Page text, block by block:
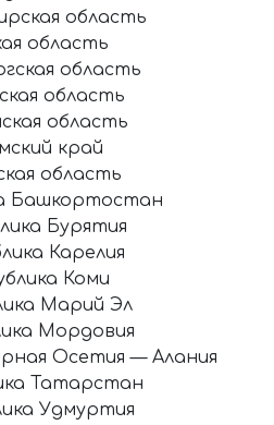
область
область
область
область
область
край
область
Башкортостан
Бурятия
Карелия
Коми
Марий Эл
Мордовия
Осетия — Алания
Татарстан
Удмуртия